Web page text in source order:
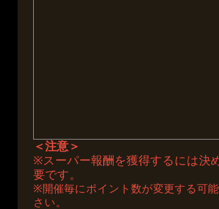
＜注意＞
※スーパー報酬を獲得するには決
要です。
※開催毎にポイント数が変更する可
さい。